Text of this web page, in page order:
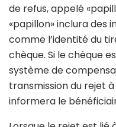
de refus, appelé
«papillon» inclura des
comme l’identité du
chèque. Si le chèque
système de
transmission du rejet
informera le